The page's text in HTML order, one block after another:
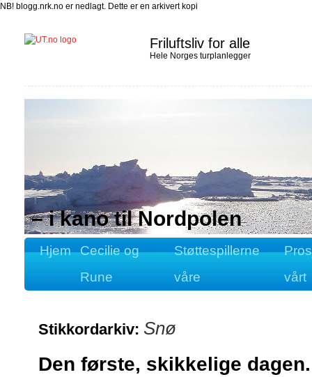
NB! blogg.nrk.no er nedlagt. Dette er en arkivert kopi
Friluftsliv for alle
Hele Norges turplanlegger
– i kano til Nordpolen
Hjem
Cecilie og
Rune
Støttespillerne
våre
vårt
Stikkordarkiv: Snø
Den første, skikkelige dagen.